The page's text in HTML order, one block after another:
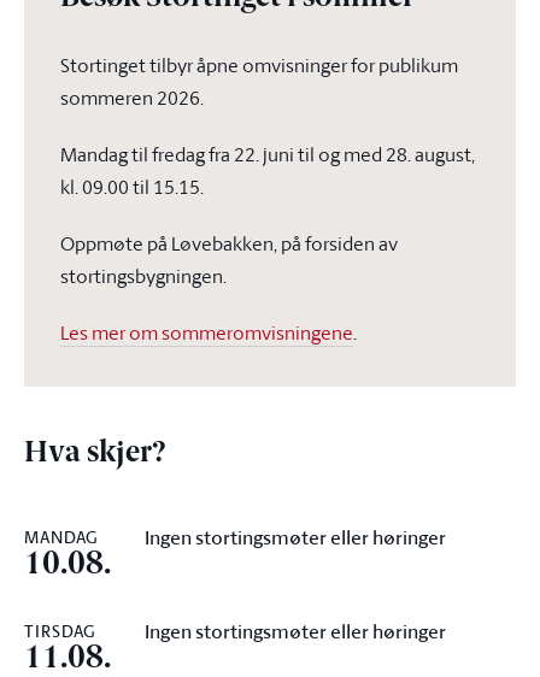
Stortinget tilbyr åpne omvisninger for publikum
sommeren 2026.
Mandag til fredag fra 22. juni til og med 28. august,
kl. 09.00 til 15.15.
Oppmøte på Løvebakken, på forsiden av
stortingsbygningen.
Les mer om sommeromvisningene.
Hva skjer?
MANDAG
10.08.
Ingen stortingsmøter eller høringer
TIRSDAG
11.08.
Ingen stortingsmøter eller høringer